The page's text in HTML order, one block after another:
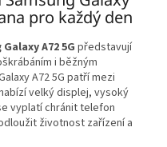
pro každý den
A72 5G představují
i běžným
A72 5G patří mezi
velký displej, vysoký
vyplatí chránit telefon
životnost zařízení a